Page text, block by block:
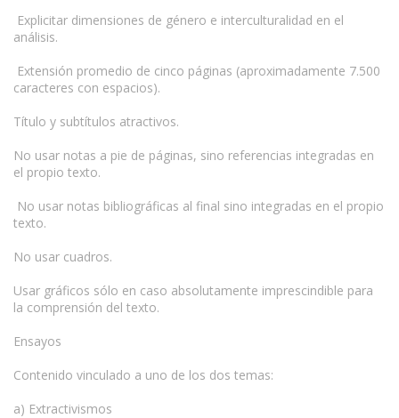
Explicitar dimensiones de género e interculturalidad en el
análisis.
Extensión promedio de cinco páginas (aproximadamente 7.500
caracteres con espacios).
Título y subtítulos atractivos.
No usar notas a pie de páginas, sino referencias integradas en
el propio texto.
No usar notas bibliográficas al final sino integradas en el propio
texto.
No usar cuadros.
Usar gráficos sólo en caso absolutamente imprescindible para
la comprensión del texto.
Ensayos
Contenido vinculado a uno de los dos temas:
a) Extractivismos